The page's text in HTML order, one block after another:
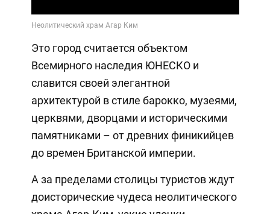
Это город считается объектом
Всемирного наследия ЮНЕСКО и
славится своей элегантной
архитектурой в стиле барокко, музеями,
церквями, дворцами и историческими
памятниками – от древних финикийцев
до времен Британской империи.
А за пределами столицы туристов ждут
доисторические чудеса неолитического